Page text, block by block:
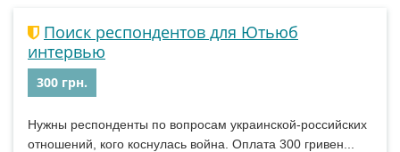
Поиск респондентов для Ютьюб
интервью
300 грн.
Нужны респонденты по вопросам украинской-российских
отношений, кого коснулась война. Оплата 300 гривен...